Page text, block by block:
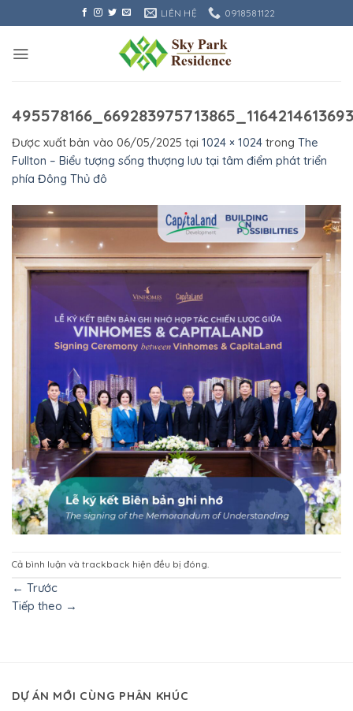
qua
dung
LIÊN HỆ 0918581122
Được xuất bản vào 06/05/2025 tại 1024 × 1024 trong The
Fullton – Biểu tượng sống thượng lưu tại tâm điểm phát triển
phía Đông Thủ đô
Cả bình luận và trackback hiện đều bị đóng.
← Trước
Tiếp theo →
DỰ ÁN MỚI CÙNG PHÂN KHÚC